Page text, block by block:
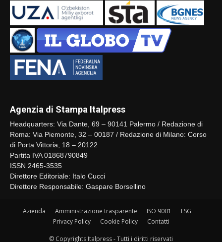
Agenzia di Stampa Italpress
Headquarters: Via Dante, 69 – 90141 Palermo / Redazione di
Roma: Via Piemonte, 32 – 00187 / Redazione di Milano: Corso
di Porta Vittoria, 18 – 20122
Partita IVA 01868790849
ISSN 2465-3535
Direttore Editoriale: Italo Cucci
Direttore Responsabile: Gaspare Borsellino
Azienda Amministrazione trasparente ISO 9001
ESG
Privacy Policy
Cookie Policy Contatti
© Copyrights Italpress - Tutti i diritti riservati